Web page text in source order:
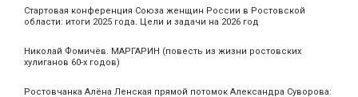
Стартовая конференция Союза женщин России в Ростовской
области: итоги 2025 года. Цели и задачи на 2026 год
Николай Фомичёв. МАРГАРИН (повесть из жизни ростовских
хулиганов 60-х годов)
Ростовчанка Алёна Ленская прямой потомок Александра Суворова: